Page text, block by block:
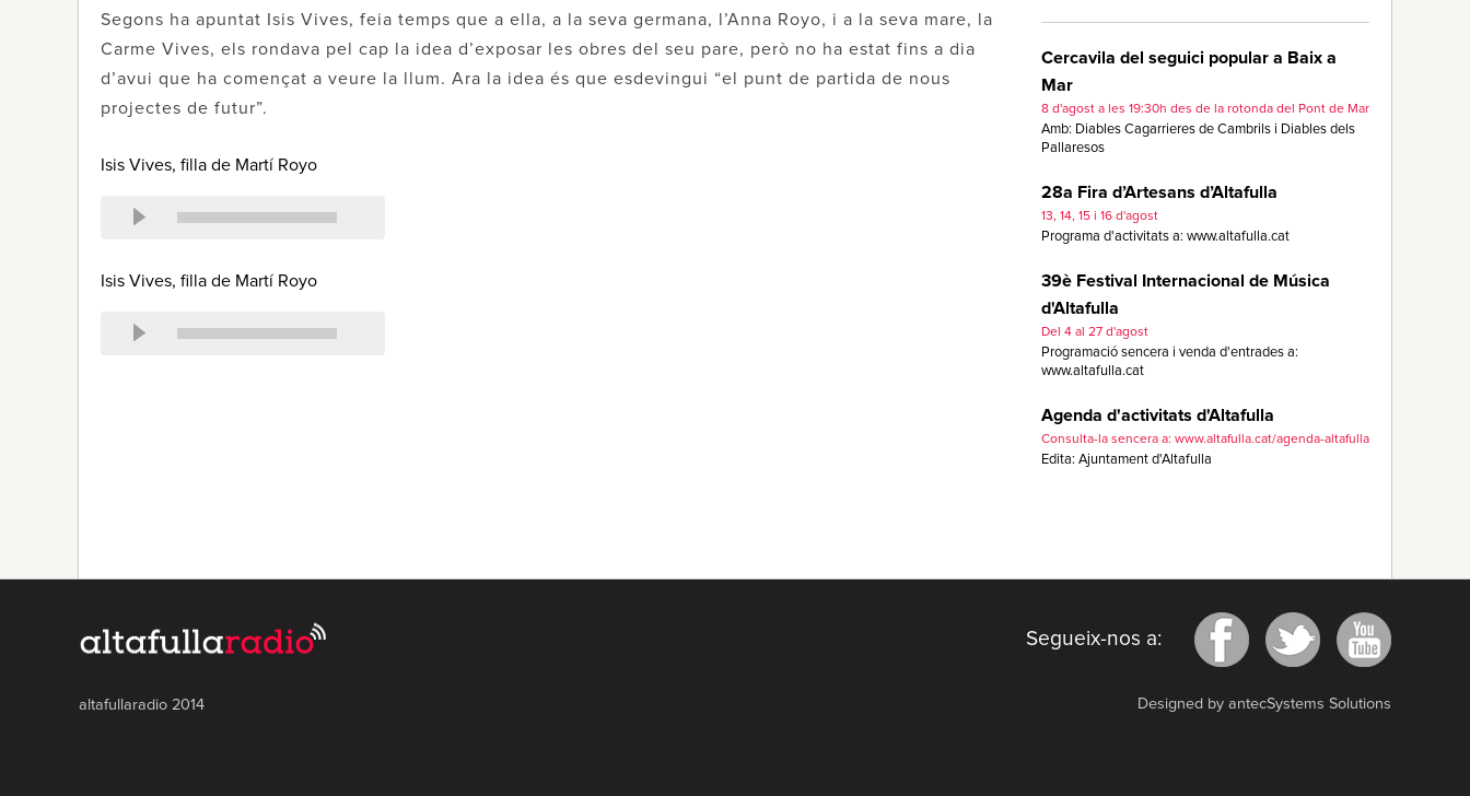
Segons ha apuntat Isis Vives, feia temps que a ella, a la seva germana, l’Anna Royo, i a la seva mare, la
Carme Vives, els rondava pel cap la idea d’exposar les obres del seu pare, però no ha estat fins a dia
d’avui que ha començat a veure la llum. Ara la idea és que esdevingui “el punt de partida de nous
projectes de futur”.
Isis Vives, filla de Martí Royo
Isis Vives, filla de Martí Royo
Cercavila del seguici popular a Baix a
Mar
8 d'agost a les 19:30h des de la rotonda del Pont de Mar
Amb: Diables Cagarrieres de Cambrils i Diables dels
Pallaresos
28a Fira d’Artesans d’Altafulla
13, 14, 15 i 16 d'agost
Programa d'activitats a: www.altafulla.cat
39è Festival Internacional de Música
d'Altafulla
Del 4 al 27 d'agost
Programació sencera i venda d'entrades a:
www.altafulla.cat
Agenda d'activitats d'Altafulla
Consulta-la sencera a: www.altafulla.cat/agenda-altafulla
Edita: Ajuntament d'Altafulla
altafullaradio 2014
Segueix-nos a:
Designed by antecSystems Solutions